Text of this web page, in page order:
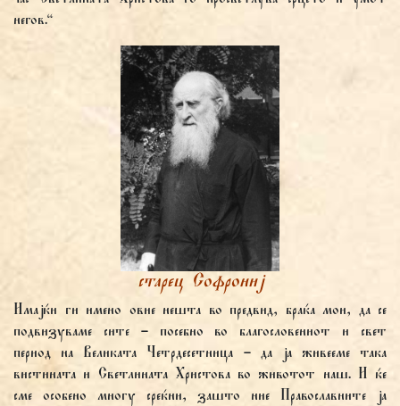
негов.“
старец Софрониј
Имајќи ги имено овие нешта во предвид, браќа мои, да се
подвизуваме сите – посебно во благословениот и свет
период на Великата Четрдесетница – да ја живееме така
вистината и Светлината Христова во животот наш. И ќе
сме особено многу среќни, зашто ние Православните ја